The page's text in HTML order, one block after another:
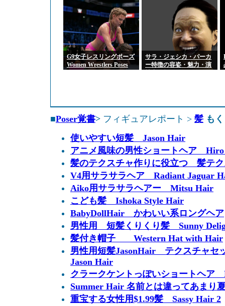
G9女子レスリングポーズ
Women Wrestlers Poses
サラ・ジェシカ・パーカ
ー特徴の容姿・魅力・演
■Poser覚書> フィギュアレポート > 髪 も
使いやすい短髪 Jason Hair
アニメ風味の男性ショートヘア
髪のテクスチャ作りに役立つ 髪テ
V4用サラサラヘア Radiant Jaguar
Aiko用サラサラヘアー Mitsu Hair
こども髪 Ishoka Style Hair
BabyDollHair かわいい系ロングヘア
男性用 短髪くりくり髪 Sunny
髪付き帽子 Western Hat with Hair
男性用短髪JasonHair テクスチャセ
Jason Hair
クラークケントっぽいショートヘ
Summer Hair 名前とは違ってあまり
重宝する女性用$1.99髪 Sassy Hair 2